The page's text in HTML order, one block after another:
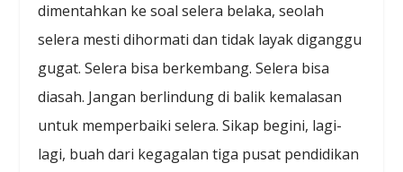
dimentahkan ke soal selera belaka, seolah
selera mesti dihormati dan tidak layak diganggu
gugat. Selera bisa berkembang. Selera bisa
diasah. Jangan berlindung di balik kemalasan
untuk memperbaiki selera. Sikap begini, lagi-
lagi, buah dari kegagalan tiga pusat pendidikan